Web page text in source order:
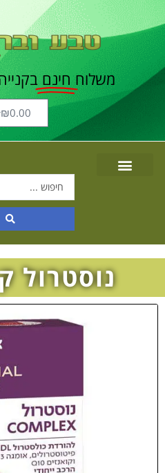
משלוח חינם בקנייה
₪0.00
נוסטרול